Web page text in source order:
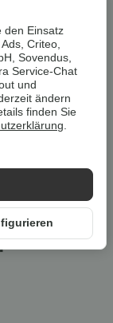
wir Ihre
den Einsatz
Criteo,
Sovendus,
Service-Chat
und
ändern
finden Sie
.